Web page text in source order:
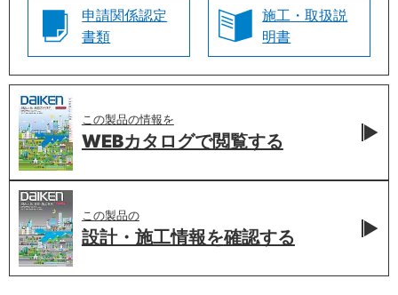
申請関係認定
書類
施工・取扱説
明書
この製品の情報を
WEBカタログで閲覧する
この製品の
設計・施工情報を確認する